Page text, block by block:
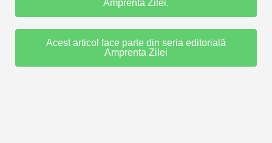
Amprenta Zilei.
Acest articol face parte din seria editorială
Amprenta Zilei